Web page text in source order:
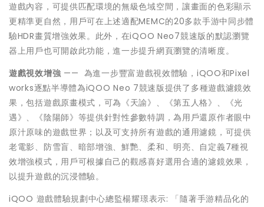
遊戲內容，可提供匹配環境的無級色域空間，讓畫面的色彩顯示
更精準更自然，用戶可在上述適配MEMC的20多款手游中同步體
驗HDR畫質增強效果。此外，在iQOO Neo7競速版的默認瀏覽
器上用戶也可開啟此功能，進一步提升網頁瀏覽的清晰度。
遊戲視效增強—— 為進一步豐富遊戲視效體驗，iQOO和Pixel
works逐點半導體為iQOO Neo 7競速版提供了多種遊戲濾鏡效
果，包括遊戲原畫模式，可為《天諭》、《第五人格》、《光
遇》、《陰陽師》等提供針對性參數特調，為用戶還原作者眼中
原汁原味的遊戲世界；以及可支持所有遊戲的通用濾鏡，可提供
老電影、防雪盲、暗部增強、鮮艷、柔和、明亮、自定義7種視
效增強模式，用戶可根據自己的觀感喜好選用合適的濾鏡效果，
以提升遊戲的沉浸體驗。
iQOO 遊戲體驗規劃中心總監楊耀璟表示: 「隨著手游精品化的